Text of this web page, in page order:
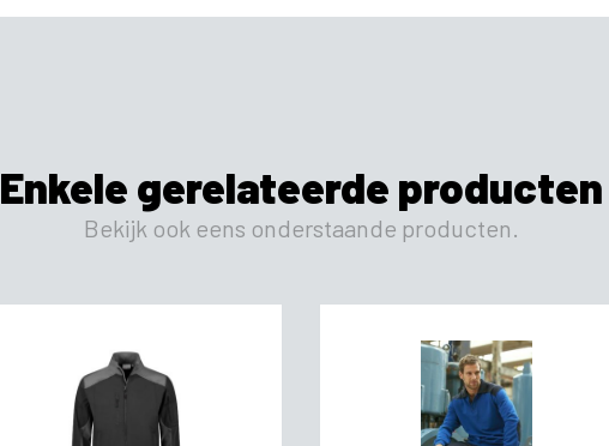
Enkele gerelateerde producten
Bekijk ook eens onderstaande producten.